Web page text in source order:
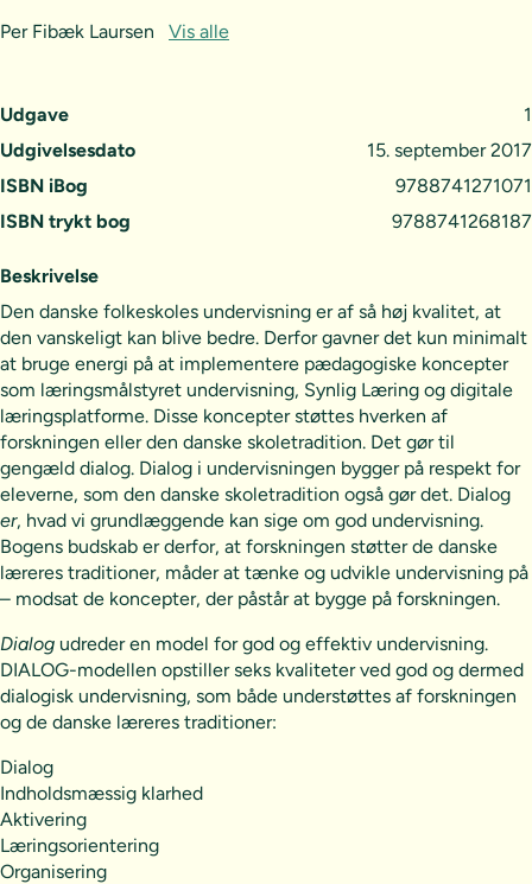
Udgave
1
Udgivelsesdato
15. september 2017
ISBN iBog
9788741271071
ISBN trykt bog
9788741268187
Per Fibæk Laursen Vis alle
Beskrivelse
Den danske folkeskoles undervisning er af så høj kvalitet, at
den vanskeligt kan blive bedre. Derfor gavner det kun minimalt
at bruge energi på at implementere pædagogiske koncepter
som læringsmålstyret undervisning, Synlig Læring og digitale
læringsplatforme. Disse koncepter støttes hverken af
forskningen eller den danske skoletradition. Det gør til
gengæld dialog. Dialog i undervisningen bygger på respekt for
eleverne, som den danske skoletradition også gør det. Dialog
er, hvad vi grundlæggende kan sige om god undervisning.
Bogens budskab er derfor, at forskningen støtter de danske
læreres traditioner, måder at tænke og udvikle undervisning på
– modsat de koncepter, der påstår at bygge på forskningen.
Dialog udreder en model for god og effektiv undervisning.
DIALOG-modellen opstiller seks kvaliteter ved god og dermed
dialogisk undervisning, som både understøttes af forskningen
og de danske læreres traditioner:
Dialog
Indholdsmæssig klarhed
Aktivering
Læringsorientering
Organisering